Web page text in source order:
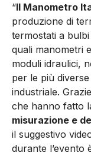
“Il Manometro
produzione di
termostati a
quali manometri
moduli idraulici,
per le più
industriale.
che hanno fatto
misurazione e
il suggestivo
durante l’evento